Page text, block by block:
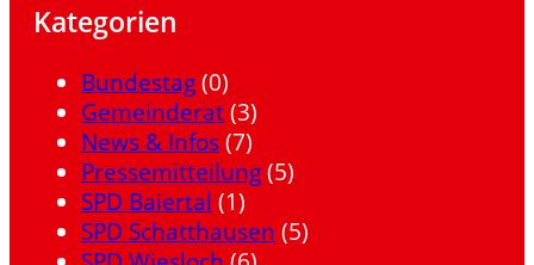
Kategorien
Bundestag (0)
Gemeinderat (3)
News & Infos (7)
Pressemitteilung (5)
SPD Baiertal (1)
SPD Schatthausen (5)